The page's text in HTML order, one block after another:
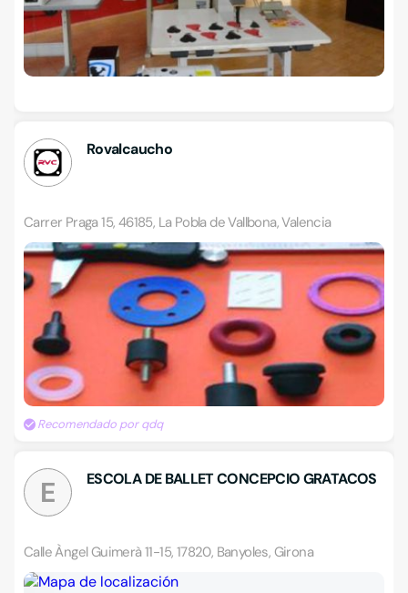
Rovalcaucho
Carrer Praga 15, 46185, La Pobla de Vallbona, Valencia
Recomendado por qdq
E ESCOLA DE BALLET CONCEPCIO GRATACOS
Calle Àngel Guimerà 11-15, 17820, Banyoles, Girona